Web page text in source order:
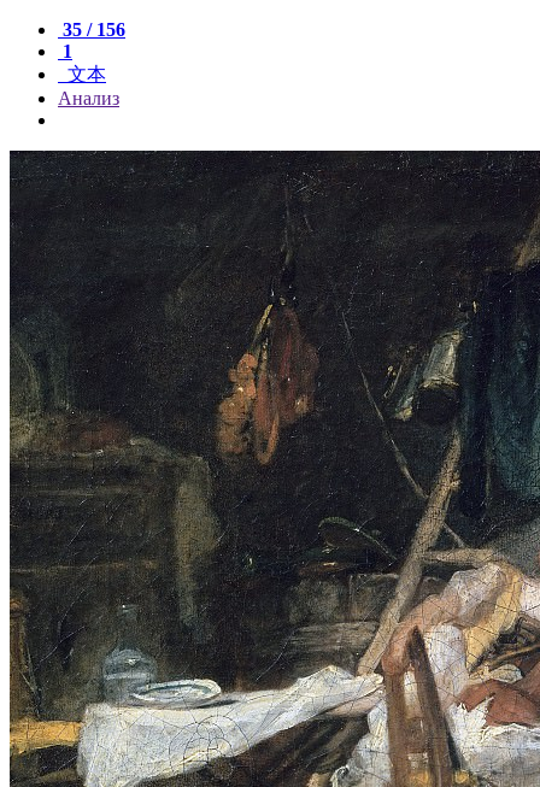
35 / 156
1
文本
Анализ